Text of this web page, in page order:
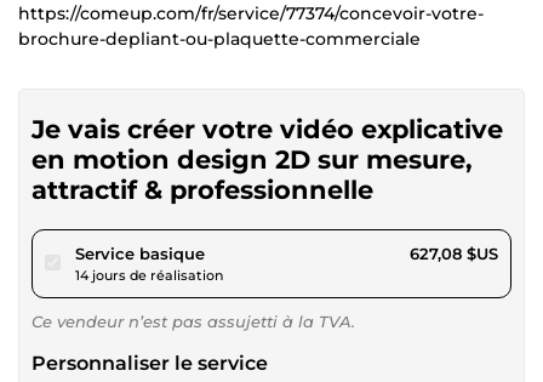
https://comeup.com/fr/service/77374/concevoir-votre-
brochure-depliant-ou-plaquette-commerciale
Je vais créer votre vidéo explicative
en motion design 2D sur mesure,
attractif & professionnelle
Service basiquepour 577,95 $US
14 jours de réalisation
627,08 $US
Ce vendeur n’est pas assujetti à la TVA.
Personnaliser le service